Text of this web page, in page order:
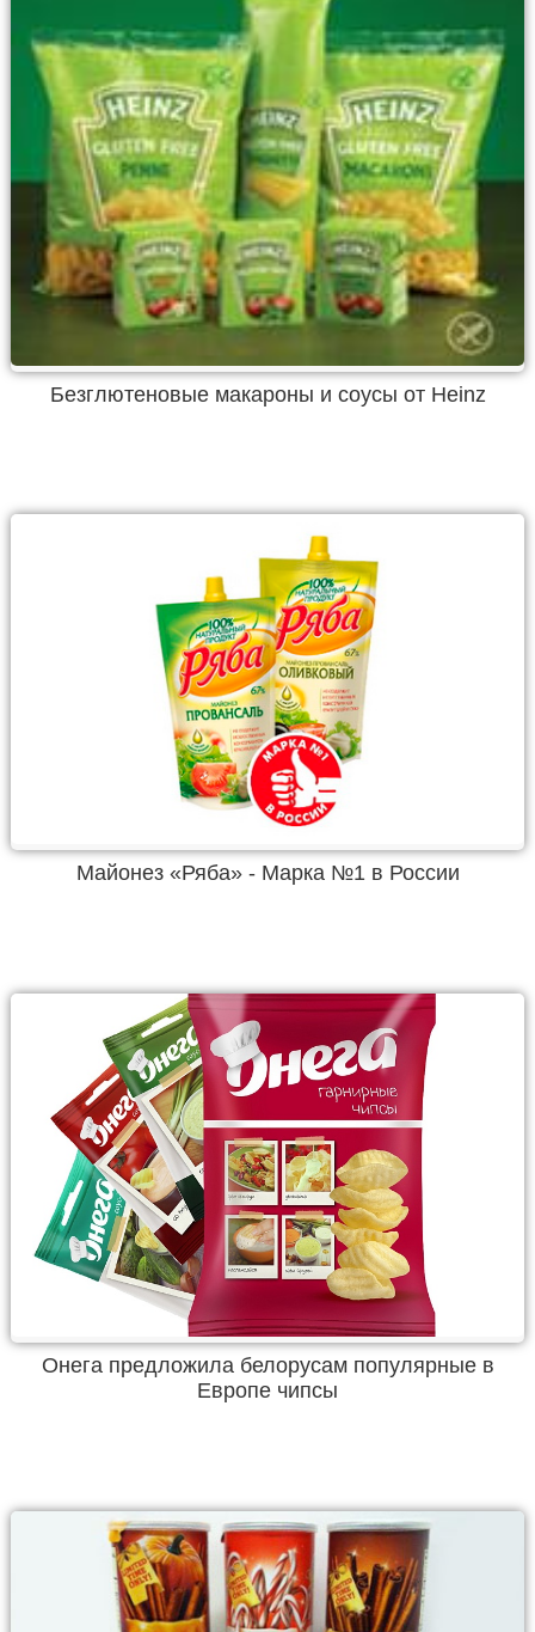
Безглютеновые макароны и соусы от Heinz
Майонез «Ряба» - Марка №1 в России
Онега предложила белорусам популярные в
Европе чипсы